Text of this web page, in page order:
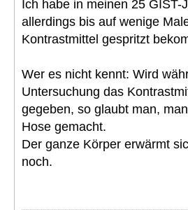
Ich habe in meinen 25 GIST-
allerdings bis auf wenige
Kontrastmittel gespritzt
Wer es nicht kennt: Wird
Untersuchung das
gegeben, so glaubt man,
Hose gemacht.
Der ganze Körper erwärmt
noch.